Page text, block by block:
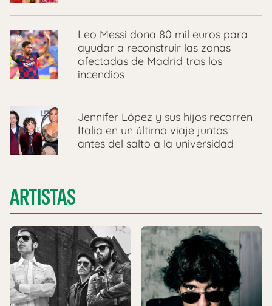
Leo Messi dona 80 mil euros para
ayudar a reconstruir las zonas
afectadas de Madrid tras los
incendios
Jennifer López y sus hijos recorren
Italia en un último viaje juntos
antes del salto a la universidad
ARTISTAS